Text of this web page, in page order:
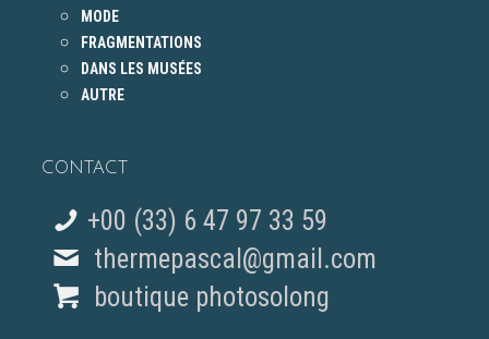
MODE
FRAGMENTATIONS
DANS LES MUSÉES
AUTRE
CONTACT
+00 (33) 6 47 97 33 59
thermepascal@gmail.com
boutique photosolong